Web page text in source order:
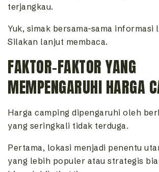
terjangkau.
Yuk, simak bersama-sama informasi
Silakan lanjut membaca.
FAKTOR-FAKTOR YANG
MEMPENGARUHI HARGA
Harga camping dipengaruhi oleh
yang seringkali tidak terduga.
Pertama, lokasi menjadi penentu
yang lebih populer atau strategis